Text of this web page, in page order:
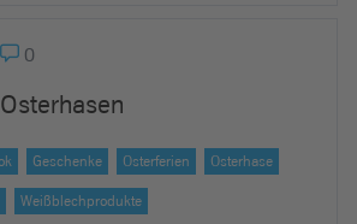
0
Geschenke Osterferien Osterhase
Weißblechprodukte